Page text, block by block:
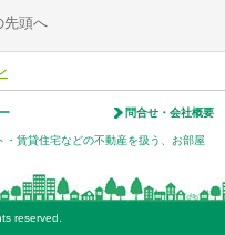
先頭へ
問合せ・会社概要
賃貸住宅などの不動産を扱う、お部屋
reserved.